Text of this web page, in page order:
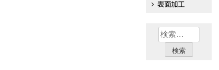
表面加工
検
索: